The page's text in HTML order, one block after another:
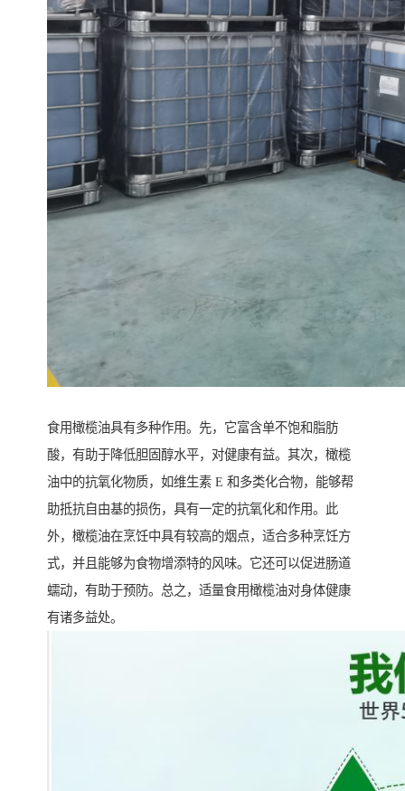
食用橄榄油具有多种作用。先，它富含单不饱和脂肪
酸，有助于降低胆固醇水平，对健康有益。其次，橄榄
油中的抗氧化物质，如维生素 E 和多类化合物，能够帮
助抵抗自由基的损伤，具有一定的抗氧化和作用。此
外，橄榄油在烹饪中具有较高的烟点，适合多种烹饪方
式，并且能够为食物增添特的风味。它还可以促进肠道
蠕动，有助于预防。总之，适量食用橄榄油对身体健康
有诸多益处。